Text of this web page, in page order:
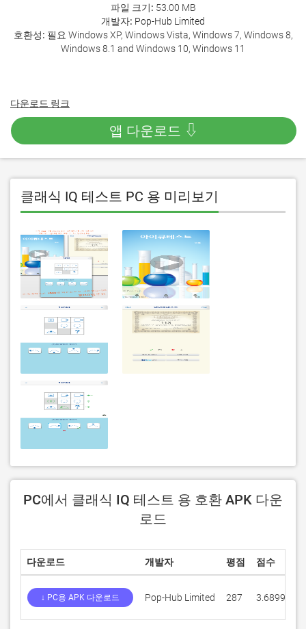
파일 크기: 53.00 MB
개발자: Pop-Hub Limited
호환성: 필요 Windows XP, Windows Vista, Windows 7, Windows 8,
Windows 8.1 and Windows 10, Windows 11
다운로드 링크
앱 다운로드 ⇩
클래식 IQ 테스트 PC 용 미리보기
PC에서 클래식 IQ 테스트 용 호환 APK 다운
로드
다운로드 개발자 평점 점수
↓ PC용 APK 다운로드 Pop-Hub Limited 287 3.6899